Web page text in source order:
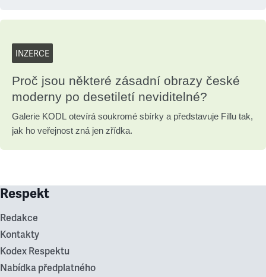
INZERCE
Proč jsou některé zásadní obrazy české
moderny po desetiletí neviditelné?
Galerie KODL otevírá soukromé sbírky a představuje Fillu tak,
jak ho veřejnost zná jen zřídka.
Respekt
Redakce
Kontakty
Kodex Respektu
Nabídka předplatného